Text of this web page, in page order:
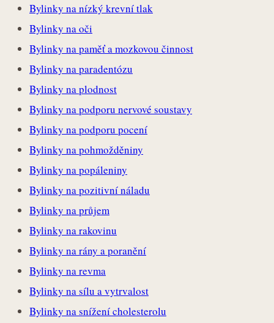
Bylinky na nízký krevní tlak
Bylinky na oči
Bylinky na paměť a mozkovou činnost
Bylinky na paradentózu
Bylinky na plodnost
Bylinky na podporu nervové soustavy
Bylinky na podporu pocení
Bylinky na pohmožděniny
Bylinky na popáleniny
Bylinky na pozitivní náladu
Bylinky na průjem
Bylinky na rakovinu
Bylinky na rány a poranění
Bylinky na revma
Bylinky na sílu a vytrvalost
Bylinky na snížení cholesterolu